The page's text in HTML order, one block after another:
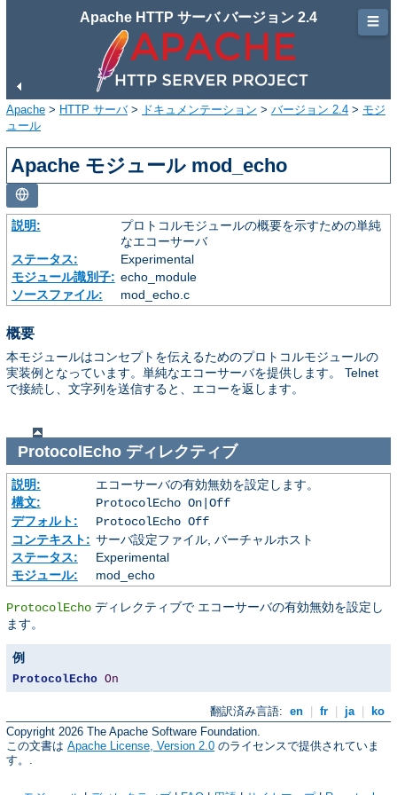
Apache HTTP サーバ バージョン 2.4
Apache > HTTP サーバ> ドキュメンテーション > バージョン 2.4 > モジ
ュール
Apache モジュール mod_echo
説明:
プロトコルモジュールの概要を示すための単純
なエコーサーバ
ステータス:
Experimental
モジュール識別子: echo_module
ソースファイル:
mod_echo.c
概要
本モジュールはコンセプトを伝えるためのプロトコルモジュールの
実装例となっています。単純なエコーサーバを提供します。 Telnet
で接続し、文字列を送信すると、エコーを返します。
ProtocolEchoディレクティブ
説明:
エコーサーバの有効無効を設定します。
構文:
ProtocolEcho On|Off
デフォルト:
ProtocolEcho Off
コンテキスト: サーバ設定ファイル, バーチャルホスト
ステータス:
Experimental
モジュール:
mod_echo
ProtocolEcho ディレクティブで エコーサーバの有効無効を設定し
ます。
例
ProtocolEcho On
翻訳済み言語: en fr ja
ko
Copyright 2026 The Apache Software Foundation.
この文書は Apache License, Version 2.0 のライセンスで提供されていま
す。.
☰